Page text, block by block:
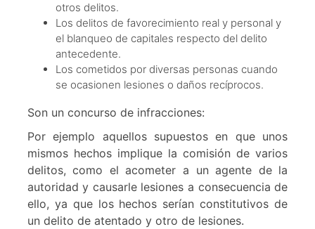
otros delitos.
Los delitos de favorecimiento real y personal y
el blanqueo de capitales respecto del delito
antecedente.
Los cometidos por diversas personas cuando
se ocasionen lesiones o daños recíprocos.
Son un concurso de infracciones:
Por ejemplo aquellos supuestos en que unos
mismos hechos implique la comisión de varios
delitos, como el acometer a un agente de la
autoridad y causarle lesiones a consecuencia de
ello, ya que los hechos serían constitutivos de
un delito de atentado y otro de lesiones.